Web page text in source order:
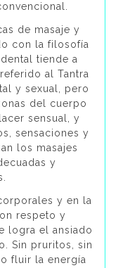
de masaje y
con la filosofía
tiende a
al Tantra
y sexual, pero
del cuerpo
sensual, y
sensaciones y
los masajes
y
y en la
respeto y
logra el ansiado
Sin pruritos, sin
fluir la energía